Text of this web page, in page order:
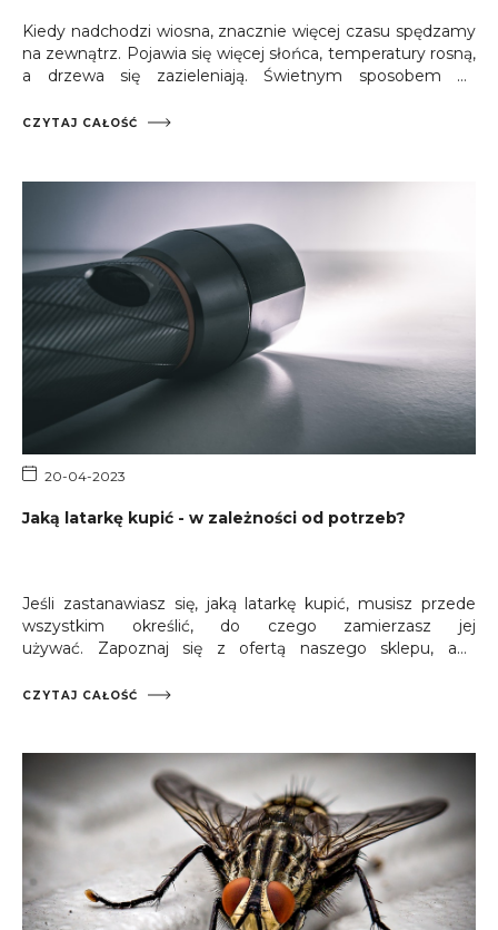
Kiedy nadchodzi wiosna, znacznie więcej czasu spędzamy
na zewnątrz. Pojawia się więcej słońca, temperatury rosną,
a drzewa się zazieleniają. Świetnym sposobem na
świeżym powietrzu, ale również relaksowanie się na
bloku, aby stał się przytulnym miejscem zgromadzeń
CZYTAJ CAŁOŚĆ
20-04-2023
Jaką latarkę kupić - w zależności od potrzeb?
Jeśli zastanawiasz się, jaką latarkę kupić, musisz przede
wszystkim określić, do czego zamierzasz jej
używać. Zapoznaj się z ofertą naszego sklepu, aby
Twoim przypadku. Na pewno znajdziesz ergonomicznie
CZYTAJ CAŁOŚĆ